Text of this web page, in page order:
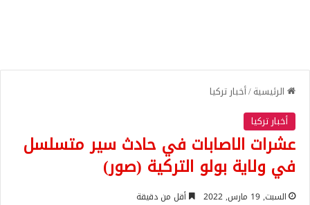
الرئيسية/أخبار تركيا
أخبار تركيا
عشرات الاصابات في حادث سير متسلسل
في ولاية بولو التركية (صور)
السبت, 19 مارس, 2022 أقل من دقيقة